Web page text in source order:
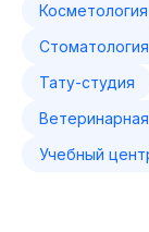
Косметология
Стоматология
Тату-студия
Учебный